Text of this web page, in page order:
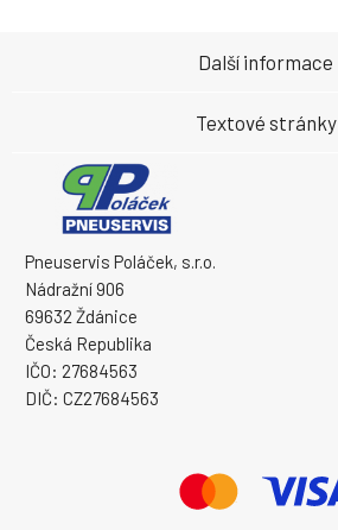
Pneuservis Poláček, s.r.o.
Nádražní 906
69632 Ždánice
Česká Republika
IČO: 27684563
DIČ: CZ27684563
Další informace
Textové stránky